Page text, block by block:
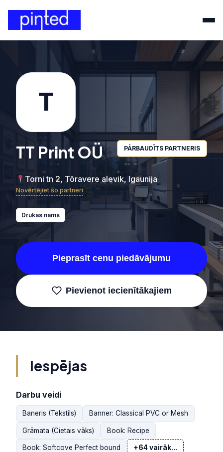
T
TT Print OÜ PĀRBAUDĪTS PARTNERIS
Torni tn 2, Tõravere alevik, Igaunija
Novērtējiet šo partneri
Drukas nams
Pieprasīt cenu piedāvājumu
Pievienot iecienītākajiem
Iespējas
Darbu veidi
Baneris (Tekstils) Banner: Classical PVC or Mesh
Grāmata (Cietais vāks) Book: Recipe
Book: Softcove Perfect bound +64 vairāk...